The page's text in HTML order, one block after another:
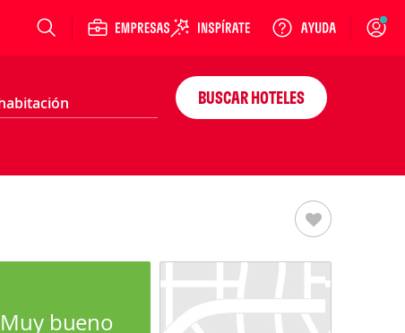
Login
BUSCAR HOTELES
Muy bueno